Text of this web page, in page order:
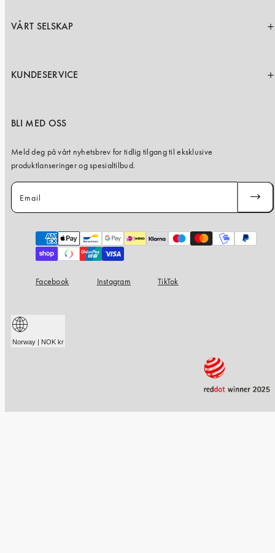
VÅRT SELSKAP
KUNDESERVICE
BLI MED OSS
Meld deg på vårt nyhetsbrev for tidlig tilgang til eksklusive
produktlanseringer og spesialtilbud.
Email
Payment
methods
Facebook Instagram TikTok
Norway | NOK kr